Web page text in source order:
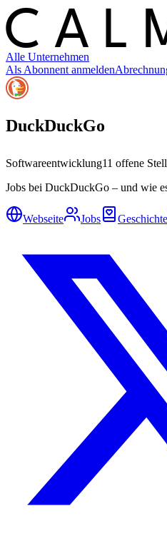
C
Alle Unternehmen
Als Abonnent anmelden
DuckDuckGo
Softwareentwicklung11 offene
Jobs bei DuckDuckGo – und wie
Webseite Jobs Geschichte